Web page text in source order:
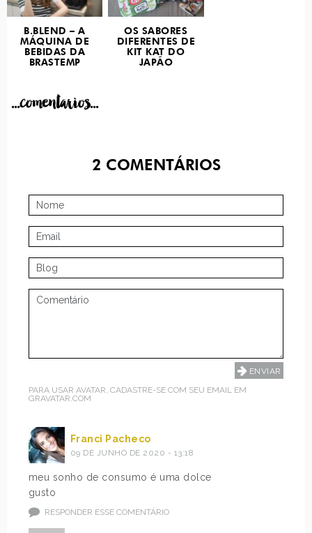
B.BLEND – A
MÁQUINA DE
BEBIDAS DA
BRASTEMP
OS SABORES
DIFERENTES DE
KIT KAT DO
JAPÃO
...comentarios...
2 COMENTÁRIOS
PARA USAR AVATAR, CADASTRE-SE COM SEU EMAIL EM
GRAVATAR.COM
Franci Pacheco
09 DE JUNHO DE 2020 - 13:18
meu sonho de consumo é uma dolce
gusto
RESPONDER ESSE COMENTÁRIO